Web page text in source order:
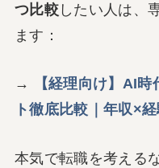
つ比較したい人は、
ます：
→
【経理向け】AI
ト徹底比較｜年収×
本気で転職を考える